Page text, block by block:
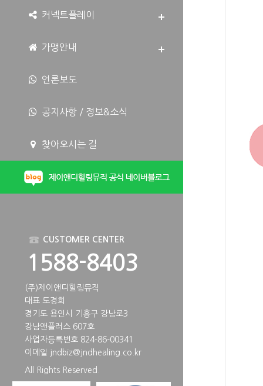
커넥트플레이
가맹안내
언론보도
공지사항 / 정보&소식
찾아오시는 길
CUSTOMER CENTER
1588-8403
(주)제이앤디힐링뮤직
대표 도경희
경기도 용인시 기흥구 강남로3
강남앤플러스 607호
사업자등록번호 824-86-00341
이메일 jndbiz@jndhealing.co.kr
All Rights Reserved.